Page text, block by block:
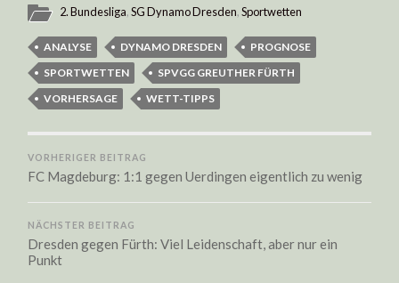
2. Bundesliga,SG Dynamo Dresden,Sportwetten
ANALYSE DYNAMO DRESDEN
PROGNOSE
SPORTWETTEN
SPVGG GREUTHER FÜRTH
VORHERSAGE
WETT-TIPPS
VORHERIGER BEITRAG
FC Magdeburg: 1:1 gegen Uerdingen eigentlich zu wenig
NÄCHSTER BEITRAG
Dresden gegen Fürth: Viel Leidenschaft, aber nur ein
Punkt